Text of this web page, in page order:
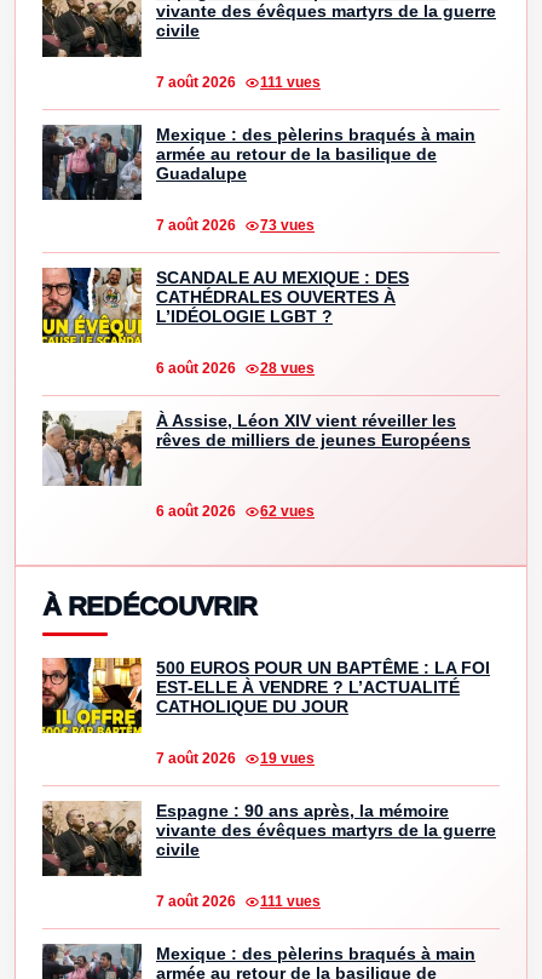
vivante des évêques martyrs de la guerre
civile
7 août 2026 111 vues
Mexique : des pèlerins braqués à main
armée au retour de la basilique de
Guadalupe
7 août 2026 73 vues
SCANDALE AU MEXIQUE : DES
CATHÉDRALES OUVERTES À
L’IDÉOLOGIE LGBT ?
6 août 2026 28 vues
À Assise, Léon XIV vient réveiller les
rêves de milliers de jeunes Européens
6 août 2026 62 vues
À REDÉCOUVRIR
500 EUROS POUR UN BAPTÊME : LA FOI
EST-ELLE À VENDRE ? L’ACTUALITÉ
CATHOLIQUE DU JOUR
7 août 2026 19 vues
Espagne : 90 ans après, la mémoire
vivante des évêques martyrs de la guerre
civile
7 août 2026 111 vues
Mexique : des pèlerins braqués à main
armée au retour de la basilique de